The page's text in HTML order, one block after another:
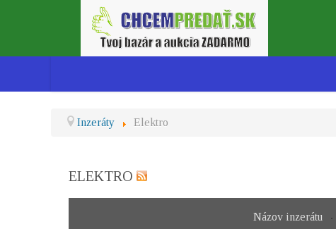
Inzeráty Elektro
ELEKTRO
Názov inzerátu